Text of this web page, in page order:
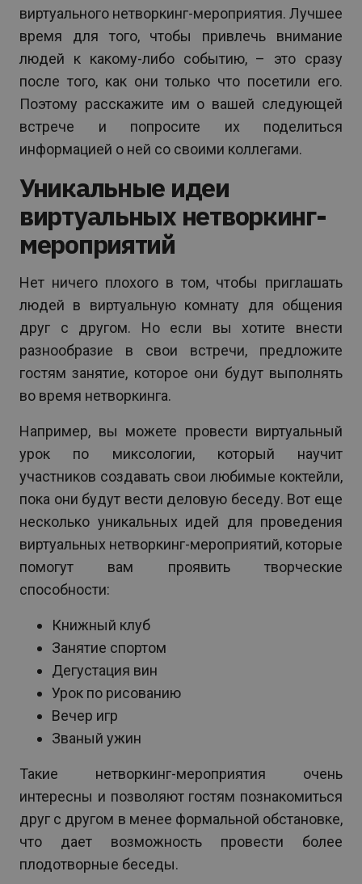
виртуального нетворкинг-мероприятия. Лучшее
время для того, чтобы привлечь внимание
людей к какому-либо событию, – это сразу
после того, как они только что посетили его.
Поэтому расскажите им о вашей следующей
встрече и попросите их поделиться
информацией о ней со своими коллегами.
Уникальные идеи
виртуальных нетворкинг-
мероприятий
Нет ничего плохого в том, чтобы приглашать
людей в виртуальную комнату для общения
друг с другом. Но если вы хотите внести
разнообразие в свои встречи, предложите
гостям занятие, которое они будут выполнять
во время нетворкинга.
Например, вы можете провести виртуальный
урок по миксологии, который научит
участников создавать свои любимые коктейли,
пока они будут вести деловую беседу. Вот еще
несколько уникальных идей для проведения
виртуальных нетворкинг-мероприятий, которые
помогут вам проявить творческие
способности:
Книжный клуб
Занятие спортом
Дегустация вин
Урок по рисованию
Вечер игр
Званый ужин
Такие нетворкинг-мероприятия очень
интересны и позволяют гостям познакомиться
друг с другом в менее формальной обстановке,
что дает возможность провести более
плодотворные беседы.